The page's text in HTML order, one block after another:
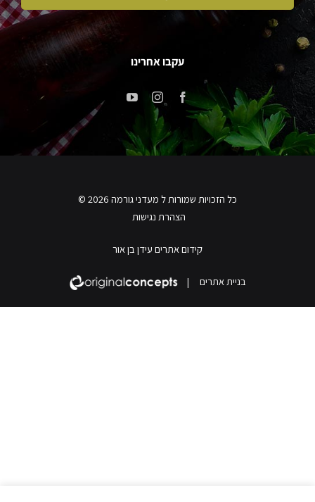
עקבו אחרינו
כל הזכויות שמורות ל מעדני גורמה 2026 ©
הצהרת נגישות
קידום אתרים עידן בן אור
בניית אתרים |